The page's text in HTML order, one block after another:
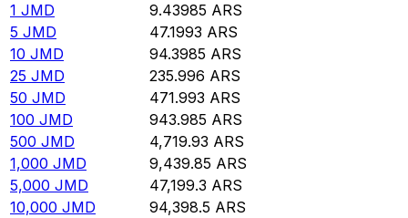
1 JMD 9.43985 ARS
5 JMD 47.1993 ARS
10 JMD 94.3985 ARS
25 JMD 235.996 ARS
50 JMD 471.993 ARS
100 JMD 943.985 ARS
500 JMD 4,719.93 ARS
1,000 JMD 9,439.85 ARS
5,000 JMD 47,199.3 ARS
10,000 JMD 94,398.5 ARS